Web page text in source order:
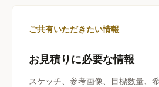
ご共有いただきたい情報
お見積りに必要な情報
スケッチ、参考画像、目標数量、